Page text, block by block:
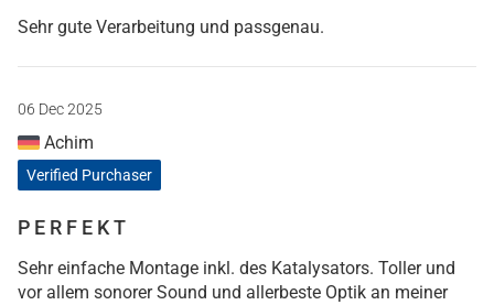
Sehr gute Verarbeitung und passgenau.
06 Dec 2025
Achim
Verified Purchaser
P E R F E K T
Sehr einfache Montage inkl. des Katalysators. Toller und
vor allem sonorer Sound und allerbeste Optik an meiner